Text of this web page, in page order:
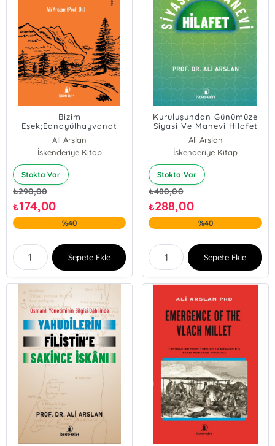
Bizim
Eşek;Ednayülhayvanat
Ali Arslan
İskenderiye Kitap
Stokta Var
₺290,00
₺174,00
%40
Sepete Ekle
Kuruluşundan Günümüze
Siyasi Ve Manevi Hilafet
Ali Arslan
İskenderiye Kitap
Stokta Var
₺480,00
₺288,00
%40
Sepete Ekle